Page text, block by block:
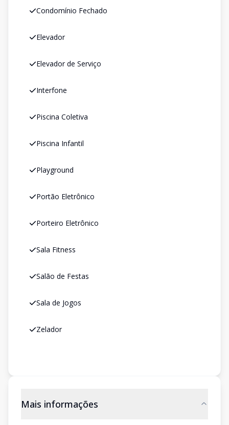
Condomínio Fechado
Elevador
Elevador de Serviço
Interfone
Piscina Coletiva
Piscina Infantil
Playground
Portão Eletrônico
Porteiro Eletrônico
Sala Fitness
Salão de Festas
Sala de Jogos
Zelador
Mais informações